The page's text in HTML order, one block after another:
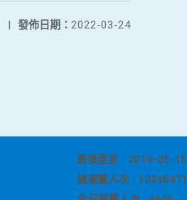
發佈日期： 2022-03-24
|
最後更新
2019-05-15
總瀏覽人次
10360471